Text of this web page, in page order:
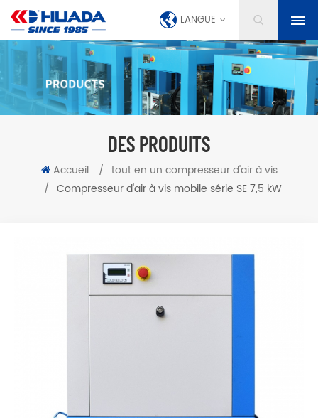
LANGUE
DES PRODUITS
Accueil / tout en un compresseur d'air à vis
/ Compresseur d'air à vis mobile série SE 7,5 kW